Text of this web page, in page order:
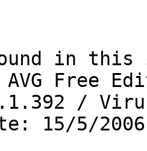
in this
AVG Free
/
15/5/2006